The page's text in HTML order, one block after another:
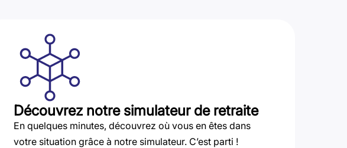
Découvrez notre simulateur de retraite
En quelques minutes, découvrez où vous en êtes dans
votre situation grâce à notre simulateur. C’est parti !